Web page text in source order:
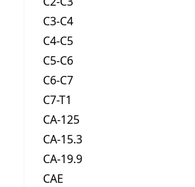
C3-C4
C4-C5
C5-C6
C6-C7
C7-T1
CA-125
CA-15.3
CA-19.9
CAE